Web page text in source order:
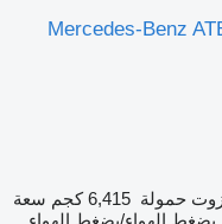
Mercedes-Benz
حمولة 6,415 كجم
سعة